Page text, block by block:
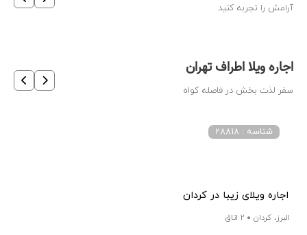
آرامش را تجربه کنید
اجاره ویلا اطراف تهران
سفر لذت بخش در فاصله کواه
اجاره ویلای زیبا در کردان
شناسه : 28818
البرز، کردان 2 اتاق